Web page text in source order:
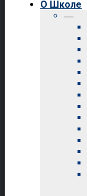
О Школе
—